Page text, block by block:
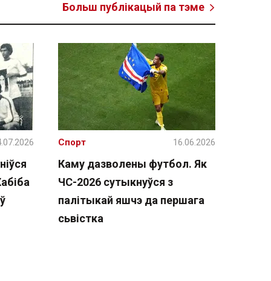
Больш публікацый па тэме
Каму дазволены футбол. Як
ЧС-2026 сутыкнуўся з
палітыкай яшчэ да першага
сьвістка
Спорт 16.06.2026